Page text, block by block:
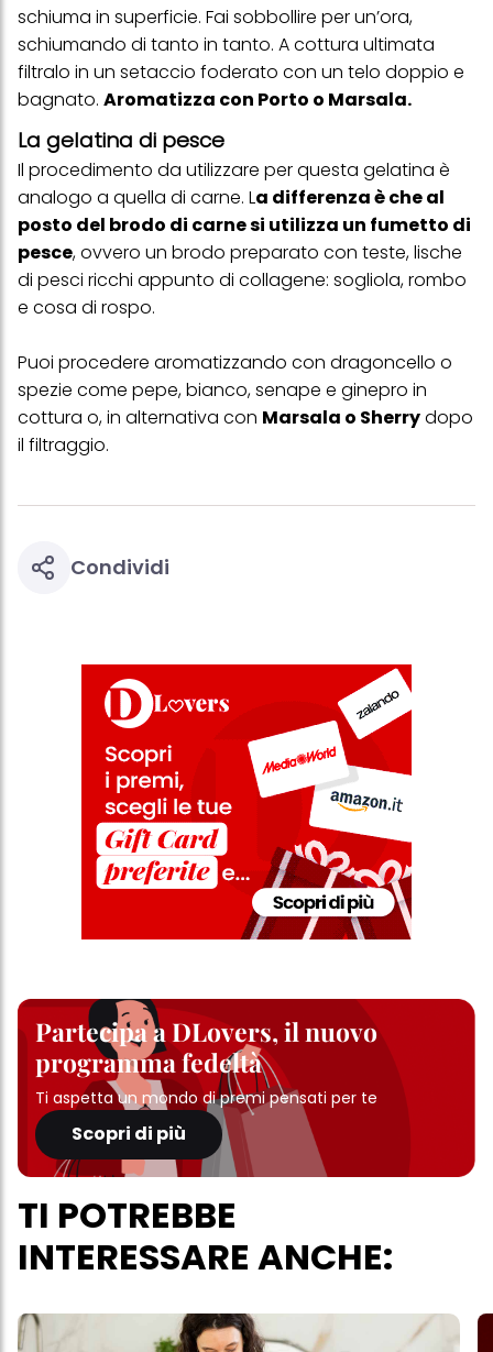
schiuma in superficie. Fai sobbollire per un’ora,
schiumando di tanto in tanto. A cottura ultimata
filtralo in un setaccio foderato con un telo doppio e
bagnato. Aromatizza con Porto o Marsala.
La gelatina di pesce
Il procedimento da utilizzare per questa gelatina è
analogo a quella di carne. La differenza è che al
posto del brodo di carne si utilizza un fumetto di
pesce, ovvero un brodo preparato con teste, lische
di pesci ricchi appunto di collagene: sogliola, rombo
e cosa di rospo.
Puoi procedere aromatizzando con dragoncello o
spezie come pepe, bianco, senape e ginepro in
cottura o, in alternativa con Marsala o Sherrydopo
il filtraggio.
Condividi
Partecipa a DLovers, il nuovo
programma fedeltà
Ti aspetta un mondo di premi pensati per te
Scopri di più
TI POTREBBE
INTERESSARE ANCHE:
clic su "modifica" di seguito".
Se fai clic su "Modifica" potrai trovare maggiori informazioni sul
trattamento dei tuoi dati / sull'uso dei cookie e consentirli per uno o
più degli scopi sopra menzionati. Cliccando su "Accetta tutto",
acconsenti all'uso dei cookie e al trattamento dei tuoi dati
personali per tutte le finalità sopra indicate. Se fai clic su "Rifiuta",
verranno utilizzati solo i cookie tecnicamente necessari per fornirti
questo sito web.